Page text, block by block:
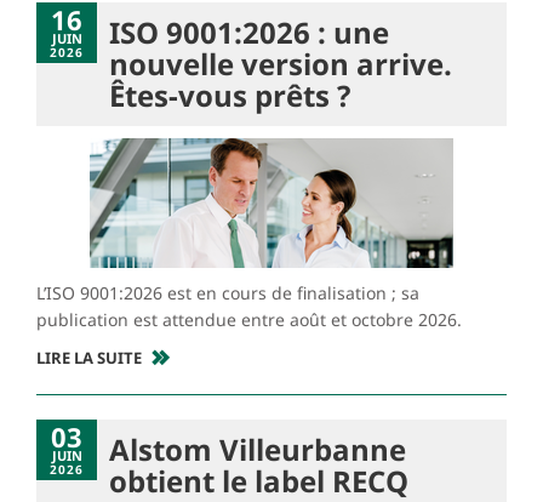
16
JUIN
2026 ISO 9001:2026 : une
nouvelle version arrive.
Êtes-vous prêts ?
L’ISO 9001:2026 est en cours de finalisation ; sa
publication est attendue entre août et octobre 2026.
LIRE LA SUITE
03
JUIN
2026 Alstom Villeurbanne
obtient le label RECQ